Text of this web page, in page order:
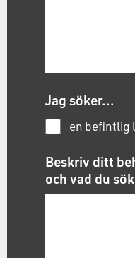
Jag söker...
en befintlig
Beskriv ditt
och vad du